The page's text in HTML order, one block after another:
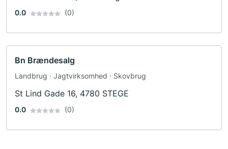
0.0 (0)
Bn Brændesalg
Landbrug · Jagtvirksomhed · Skovbrug
St Lind Gade 16, 4780 STEGE
0.0 (0)